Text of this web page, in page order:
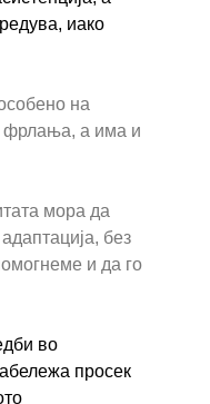
иако
на
фрлања, а има и
мора да
без
и да го
во
просек